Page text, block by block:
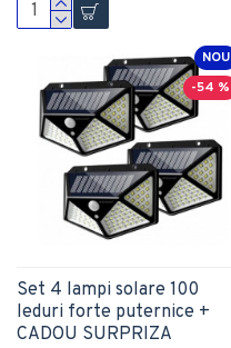
NOU
-54 %
Set 4 lampi solare 100
leduri forte puternice +
CADOU SURPRIZA